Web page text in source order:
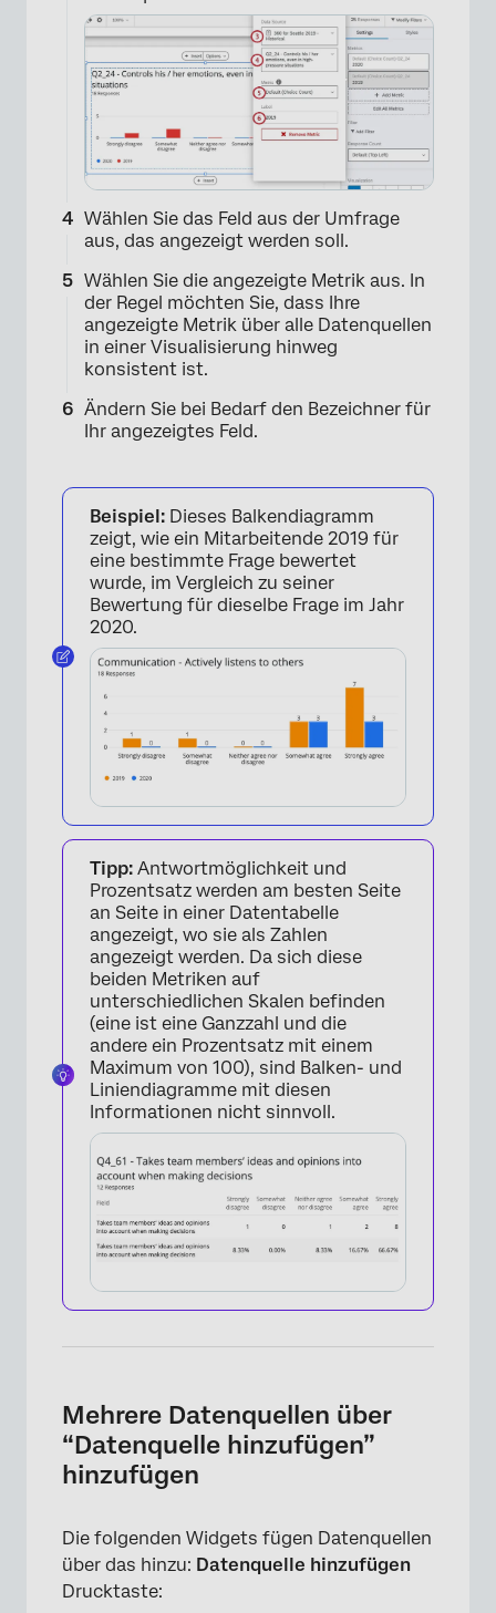
×
×
Wählen Sie das Feld aus der Umfrage
aus, das angezeigt werden soll.
Wählen Sie die angezeigte Metrik aus. In
der Regel möchten Sie, dass Ihre
angezeigte Metrik über alle Datenquellen
in einer Visualisierung hinweg
konsistent ist.
Ändern Sie bei Bedarf den Bezeichner für
Ihr angezeigtes Feld.
Beispiel: Dieses Balkendiagramm
zeigt, wie ein Mitarbeitende 2019 für
eine bestimmte Frage bewertet
wurde, im Vergleich zu seiner
Bewertung für dieselbe Frage im Jahr
2020.
Tipp: Antwortmöglichkeit und
Prozentsatz werden am besten Seite
an Seite in einer Datentabelle
angezeigt, wo sie als Zahlen
angezeigt werden. Da sich diese
beiden Metriken auf
unterschiedlichen Skalen befinden
(eine ist eine Ganzzahl und die
andere ein Prozentsatz mit einem
Maximum von 100), sind Balken- und
Liniendiagramme mit diesen
Informationen nicht sinnvoll.
Mehrere Datenquellen über
“Datenquelle hinzufügen”
hinzufügen
Die folgenden Widgets fügen Datenquellen
über das hinzu: Datenquelle hinzufügen
Drucktaste: